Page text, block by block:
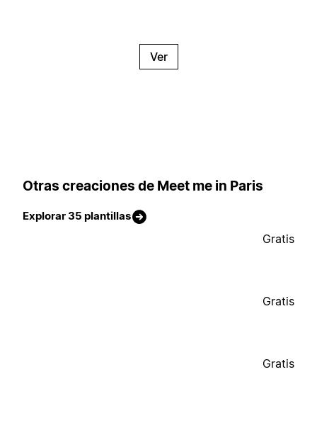
Ver
Otras creaciones de Meet me in Paris
Explorar 35 plantillas
Gratis
Gratis
Gratis